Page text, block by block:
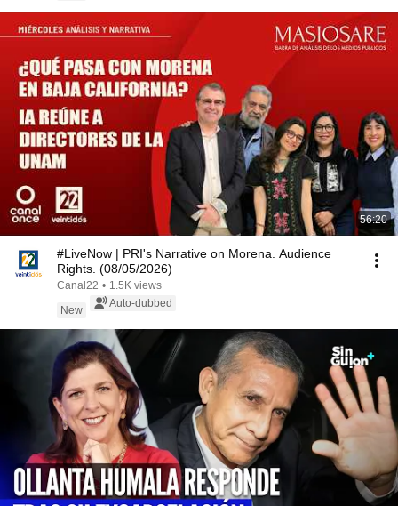
56:20
#LiveNow | PRI's Narrative on Morena. Audience
Rights. (08/05/2026)
Canal22 • 1.5K views
New
Auto-dubbed